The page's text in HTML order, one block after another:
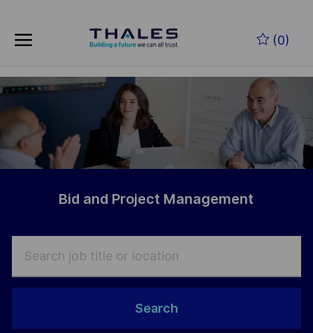
(0)
-
Bid and Project Management
Search